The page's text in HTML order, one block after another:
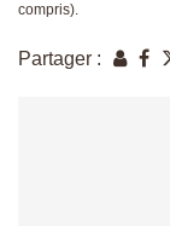
compris).
Partager :